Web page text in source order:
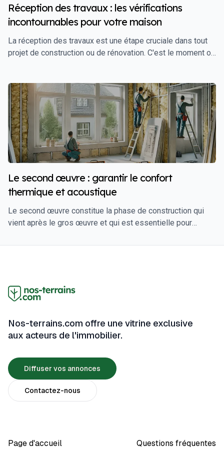
Réception des travaux : les vérifications
incontournables pour votre maison
La réception des travaux est une étape cruciale dans tout
projet de construction ou de rénovation. C'est le moment où
Cette étape marque la fin des travaux et le début des
garanties légales, telles que la garantie décennale. Une
réception bien menée permet de s'assurer que tout a été
réalisé selon les règles de l'art et conforme aux plans et
aux normes en vigueur. Cet article vous guide à travers les
vérifications incontournables à effectuer lors de la
réception des travaux pour garantir que votre maison est
prête à être habitée en toute sécurité et sans défaut majeur.
Le second œuvre : garantir le confort
thermique et acoustique
Le second œuvre constitue la phase de construction qui
vient après le gros œuvre et qui est essentielle pour
l'ensemble des travaux qui visent à finaliser l'intérieur du
contribue au confort quotidien, en régulant la température,
techniques. Cet article explore les différentes
composantes du second œuvre et explique comment
Nos-terrains.com offre une vitrine exclusive
aux acteurs de l'immobilier.
Diffuser vos annonces
Contactez-nous
Page d'accueil Questions fréquentes